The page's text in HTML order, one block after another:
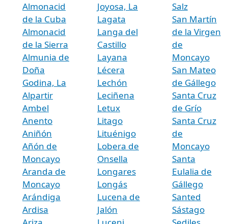
Almonacid
de la Cuba
Almonacid
de la Sierra
Almunia de
Doña
Godina, La
Alpartir
Ambel
Anento
Aniñón
Añón de
Moncayo
Aranda de
Moncayo
Arándiga
Ardisa
Joyosa, La
Lagata
Langa del
Castillo
Layana
Lécera
Lechón
Leciñena
Letux
Litago
Lituénigo
Lobera de
Onsella
Longares
Longás
Lucena de
Jalón
Salz
San Martín
de la Virgen
de
Moncayo
San Mateo
de Gállego
Santa Cruz
de Grío
Santa Cruz
de
Moncayo
Santa
Eulalia de
Gállego
Santed
Sástago